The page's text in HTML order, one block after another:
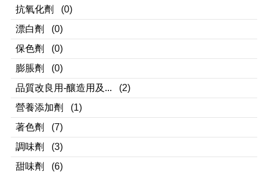
抗氧化劑
(0)
漂白劑
(0)
保色劑
(0)
膨脹劑
(0)
品質改良用-釀造用及...
(2)
營養添加劑
(1)
著色劑
(7)
調味劑
(3)
甜味劑
(6)